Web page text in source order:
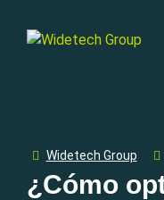
Widetech Group
¿Cómo